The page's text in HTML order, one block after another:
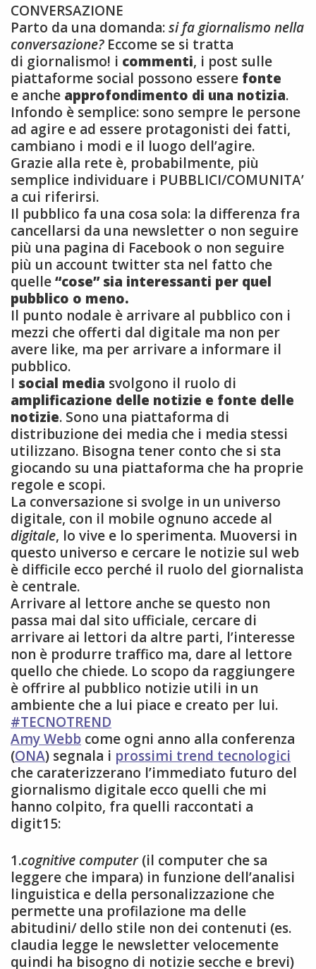
CONVERSAZIONE
Parto da una domanda:si fa giornalismo nella
conversazione?Eccome se si tratta
di giornalismo! i commenti, i post sulle
piattaforme social possono essere fonte
e anche approfondimento di una notizia.
Infondo è semplice: sono sempre le persone
ad agire e ad essere protagonisti dei fatti,
cambiano i modi e il luogo dell’agire.
Grazie alla rete è, probabilmente, più
semplice individuare i PUBBLICI/COMUNITA’
a cui riferirsi.
Il pubblico fa una cosa sola: la differenza fra
cancellarsi da una newsletter o non seguire
più una pagina di Facebook o non seguire
più un account twitter sta nel fatto che
quelle“cose” sia interessanti per quel
pubblico o meno.
Il punto nodale è arrivare al pubblico con i
mezzi che offerti dal digitale ma non per
avere like, ma per arrivare a informare il
pubblico.
I social media svolgono il ruolo di
amplificazione delle notizie e fonte delle
notizie. Sono una piattaforma di
distribuzione dei media che i media stessi
utilizzano. Bisogna tener conto che si sta
giocando su una piattaforma che ha proprie
regole e scopi.
La conversazione si svolge in un universo
digitale, con il mobile ognuno accede al
digitale, lo vive e lo sperimenta. Muoversi in
questo universo e cercare le notizie sul web
è difficile ecco perché il ruolo del giornalista
è centrale.
Arrivare al lettore anche se questo non
passa mai dal sito ufficiale, cercare di
arrivare ai lettori da altre parti, l’interesse
non è produrre traffico ma, dare al lettore
quello che chiede. Lo scopo da raggiungere
è offrire al pubblico notizie utili in un
ambiente che a lui piace e creato per lui.
#TECNOTREND
Amy Webb come ogni anno alla conferenza
(ONA) segnala i prossimi trend tecnologici
che caraterizzerano l’immediato futuro del
giornalismo digitale ecco quelli che mi
hanno colpito, fra quelli raccontati a
digit15:
1.cognitive computer(il computer che sa
leggere che impara) in funzione dell’analisi
linguistica e della personalizzazione che
permette una profilazione ma delle
abitudini/ dello stile non dei contenuti (es.
claudia legge le newsletter velocemente
quindi ha bisogno di notizie secche e brevi)